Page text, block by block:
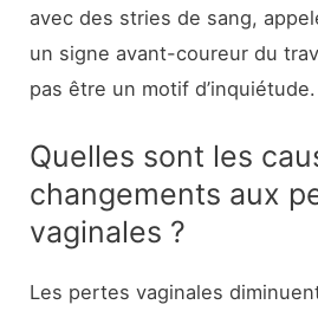
avec des stries de sang,
un signe avant-coureur du
pas être un motif d’inquiétude.
Quelles sont les
changements aux
vaginales ?
Les pertes vaginales